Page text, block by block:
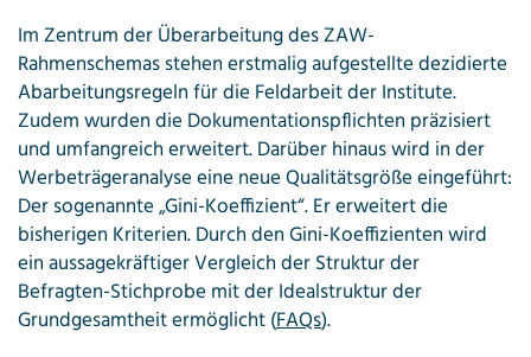
Im Zentrum der Überarbeitung des ZAW-
Rahmenschemas stehen erstmalig aufgestellte dezidierte
Abarbeitungsregeln für die Feldarbeit der Institute.
Zudem wurden die Dokumentationspflichten präzisiert
und umfangreich erweitert. Darüber hinaus wird in der
Werbeträgeranalyse eine neue Qualitätsgröße eingeführt:
Der sogenannte „Gini-Koeffizient“. Er erweitert die
bisherigen Kriterien. Durch den Gini-Koeffizienten wird
ein aussagekräftiger Vergleich der Struktur der
Befragten-Stichprobe mit der Idealstruktur der
Grundgesamtheit ermöglicht (FAQs).